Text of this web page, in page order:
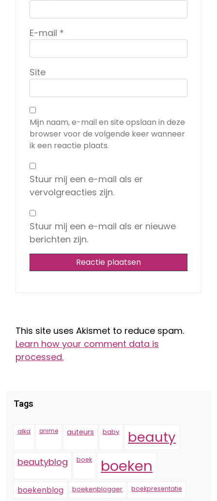
E-mail *
Site
Mijn naam, e-mail en site opslaan in deze
browser voor de volgende keer wanneer
ik een reactie plaats.
Stuur mij een e-mail als er
vervolgreacties zijn.
Stuur mij een e-mail als er nieuwe
berichten zijn.
This site uses Akismet to reduce spam.
Learn how your comment data is
processed.
Tags
alka anime auteurs baby beauty
beautyblog boek boeken
boekenblog boekenblogger boekpresentatie